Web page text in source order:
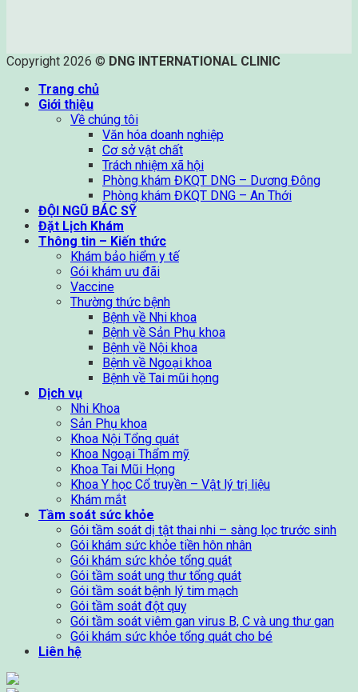
Copyright 2026 © DNG INTERNATIONAL CLINIC
Trang chủ
Giới thiệu
Về chúng tôi
Văn hóa doanh nghiệp
Cơ sở vật chất
Trách nhiệm xã hội
Phòng khám ĐKQT DNG – Dương Đông
Phòng khám ĐKQT DNG – An Thới
ĐỘI NGŨ BÁC SỸ
Đặt Lịch Khám
Thông tin – Kiến thức
Khám bảo hiểm y tế
Gói khám ưu đãi
Vaccine
Thường thức bệnh
Bệnh về Nhi khoa
Bệnh về Sản Phụ khoa
Bệnh về Nội khoa
Bệnh về Ngoại khoa
Bệnh về Tai mũi họng
Dịch vụ
Nhi Khoa
Sản Phụ khoa
Khoa Nội Tổng quát
Khoa Ngoại Thẩm mỹ
Khoa Tai Mũi Họng
Khoa Y học Cổ truyền – Vật lý trị liệu
Khám mắt
Tầm soát sức khỏe
Gói tầm soát dị tật thai nhi – sàng lọc trước sinh
Gói khám sức khỏe tiền hôn nhân
Gói khám sức khỏe tổng quát
Gói tầm soát ung thư tổng quát
Gói tầm soát bệnh lý tim mạch
Gói tầm soát đột quỵ
Gói tầm soát viêm gan virus B, C và ung thư gan
Gói khám sức khỏe tổng quát cho bé
Liên hệ